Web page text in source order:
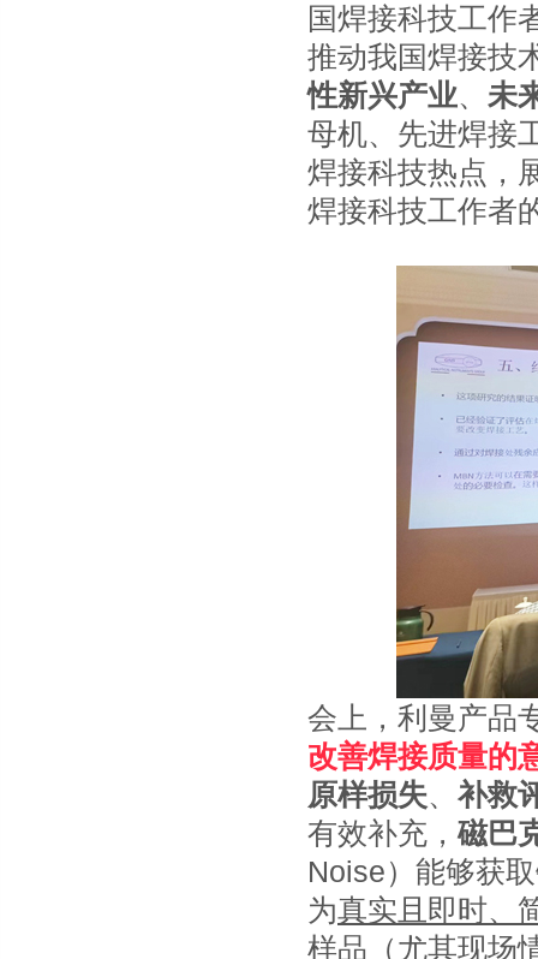
国焊接科技工作
推动我国焊接技
性新兴产业、 未
母机、先进焊接
焊接科技热点，
焊接科技工作者
会上，利曼产品
改善焊接质量的
原样损失、 补救
有效补充， 磁巴
Noise）能够获
为真实且即时、
样品（尤其现场